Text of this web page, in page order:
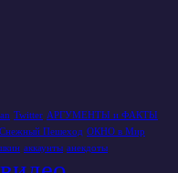
Twitter АРГУМЕНТЫ и ФАКТЫ
Пешеход ОКНО в Мир
аккаунты анекдоты